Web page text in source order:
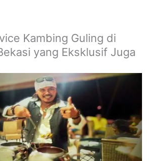
Kambing Guling di
yang Eksklusif Juga